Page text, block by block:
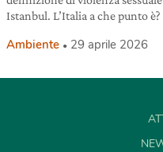
Istanbul. L’Italia a che punto è?
Ambiente 29 aprile 2026